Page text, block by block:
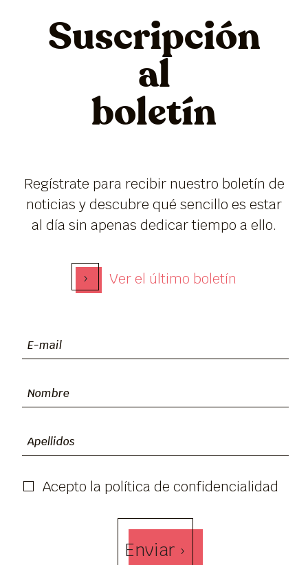
Suscripción
al
boletín
Regístrate para recibir nuestro boletín de
noticias y descubre qué sencillo es estar
al día sin apenas dedicar tiempo a ello.
› Ver el último boletín
Acepto la política de confidencialidad
Enviar ›